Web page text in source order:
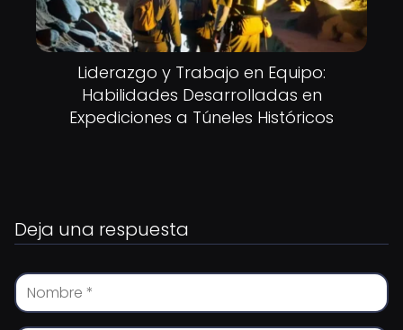
Liderazgo y Trabajo en Equipo:
Habilidades Desarrolladas en
Expediciones a Túneles Históricos
Deja una respuesta